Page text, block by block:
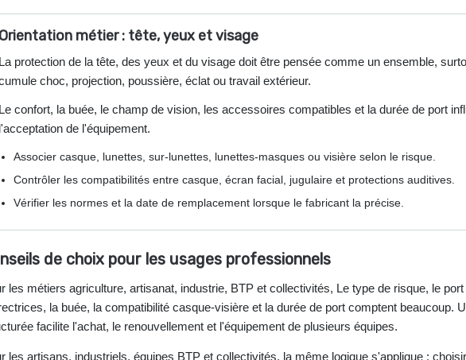
métier : tête, yeux et visage
protection de la tête, des yeux et du visage doit être pensée comme un ensemble,
choc, projection, poussière, éclat ou travail extérieur.
confort, la buée, le champ de vision, les accessoires compatibles et la durée de port
de l'équipement.
Associer casque, lunettes, sur-lunettes, lunettes-masques ou visière selon le risque.
Contrôler les compatibilités entre casque, écran facial, jugulaire et protections auditives.
Vérifier les normes et la date de remplacement lorsque le fabricant la précise.
de choix pour les usages professionnels
les métiers agriculture, artisanat, industrie, BTP et collectivités, Le type de risque, le
la buée, la compatibilité casque-visière et la durée de port comptent beaucoup.
facilite l'achat, le renouvellement et l'équipement de plusieurs équipes.
les artisans, industriels, équipes BTP et collectivités, la même logique s'applique :